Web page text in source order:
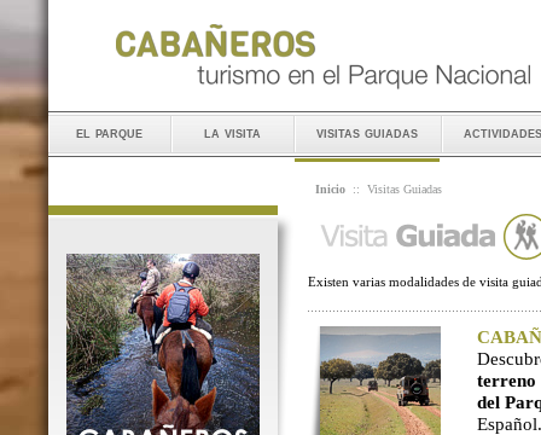
el parque la visita visitas guiadas actividades
Inicio :: Visitas Guiadas
Existen varias modalidades de visita
terreno
del
Español.